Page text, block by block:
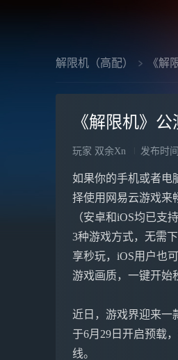
解限机（高配） 《解
《解限机》
玩家 双余Xn 发布时间
如果你的手机或者电
择使用网易云游戏来
（安卓和iOS均已支
3种游戏方式，无需
享秒玩，iOS用户也
游戏画质，一键开始
近日，游戏界迎来
于6月29日开启预载
线。